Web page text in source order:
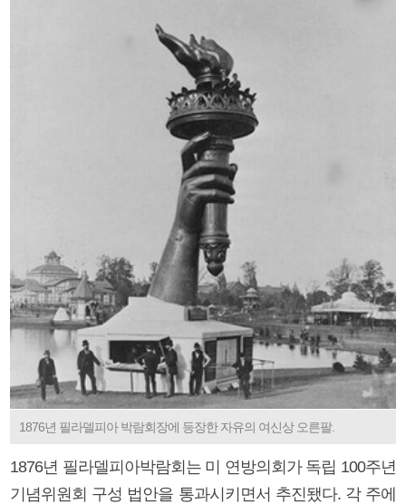
1876년 필라델피아 박람회장에 등장한 자유의 여신상 오른팔.
1876년 필라델피아박람회는 미 연방의회가 독립 100주년
기념위원회 구성 법안을 통과시키면서 추진됐다. 각 주에